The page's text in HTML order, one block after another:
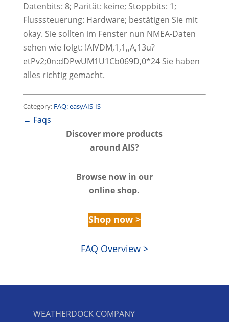
Datenbits: 8; Parität: keine; Stoppbits: 1;
Flusssteuerung: Hardware; bestätigen Sie mit
okay. Sie sollten im Fenster nun NMEA-Daten
sehen wie folgt: !AIVDM,1,1,,A,13u?
etPv2;0n:dDPwUM1U1Cb069D,0*24 Sie haben
alles richtig gemacht.
Category: FAQ: easyAIS-IS
← Faqs
Discover more products
around AIS?
Browse now in our
online shop.
Shop now >
FAQ Overview >
WEATHERDOCK COMPANY